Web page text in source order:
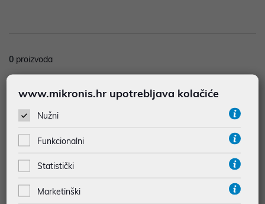
0 proizvoda
Nisu prodađeni rezultati u kategoriji
Filtriraj
proizvoda
www.mikronis.hr upotrebljava kolačiće
Nužni
Funkcionalni
Statistički
Marketinški